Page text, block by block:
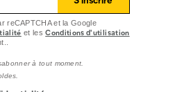
reCAPTCHA et la Google
et lesConditions d'utilisation
à tout moment.